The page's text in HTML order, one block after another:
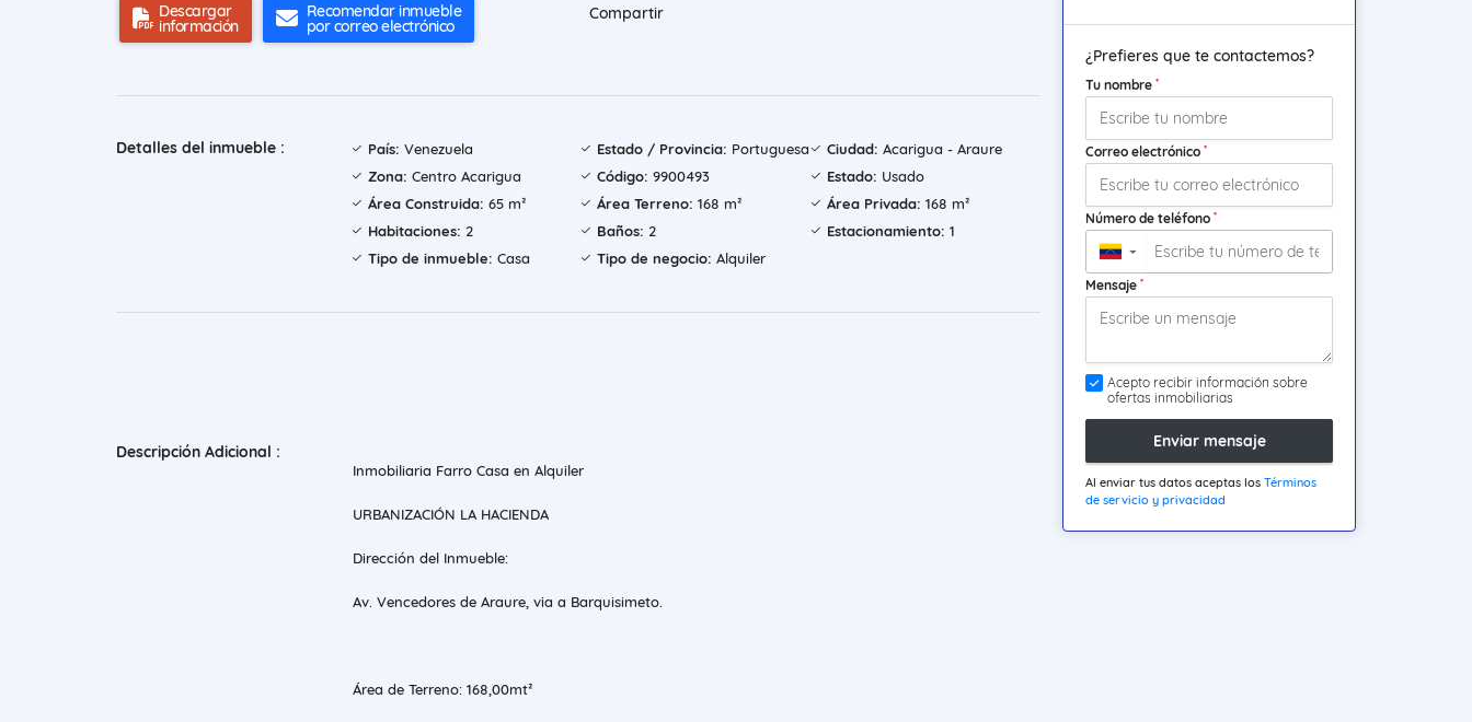
Descargar
información
Recomendar inmueble
por correo electrónico
Compartir
Detalles del inmueble : País: Venezuela Estado / Provincia: Portuguesa Ciudad: Acarigua - Araure
Zona: Centro Acarigua Código: 9900493 Estado: Usado
Área Construida: 65 m² Área Terreno: 168 m² Área Privada: 168 m²
Habitaciones: 2 Baños: 2 Estacionamiento: 1
Tipo de inmueble: Casa Tipo de negocio: Alquiler
Descripción Adicional :
Inmobiliaria Farro Casa en Alquiler
URBANIZACIÓN LA HACIENDA
Dirección del Inmueble:
Av. Vencedores de Araure, via a Barquisimeto.
Área de Terreno: 168,00mt²
¿Prefieres que te contactemos?
Tu nombre *
Correo electrónico *
Número de teléfono *
▼
Mensaje *
Acepto recibir información sobre
ofertas inmobiliarias
Enviar mensaje
Al enviar tus datos aceptas los Términos
de servicio y privacidad